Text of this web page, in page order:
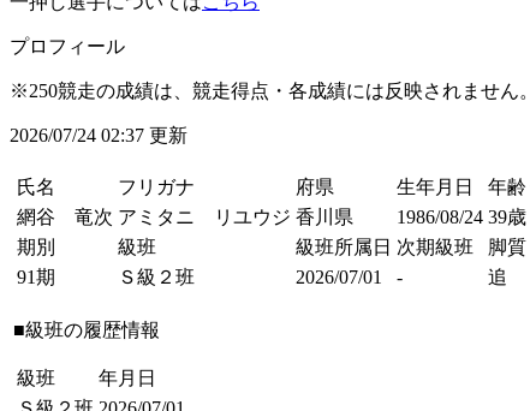
プロフィール
※250競走の成績は、競走得点・各成績には反映されません。
2026/07/24 02:37 更新
氏名 フリガナ 府県 生年月日 年齢
網谷 竜次 アミタニ リユウジ 香川県 1986/08/24 39歳
期別
級班 級班所属日 次期級班 脚質
91期
Ｓ級２班 2026/07/01 - 追
■級班の履歴情報
級班
年月日